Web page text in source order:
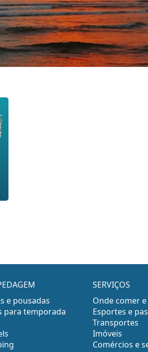
e pousadas
para temporada
SERVIÇOS
Onde comer
Esportes e
Transportes
Imóveis
Comércios e